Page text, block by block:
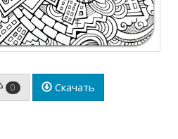
0 Скачать